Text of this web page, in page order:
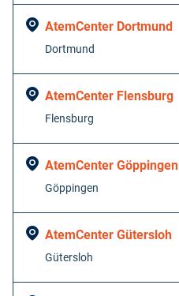
AtemCenter Dortmund
Dortmund
AtemCenter Flensburg
Flensburg
AtemCenter Göppingen
Göppingen
AtemCenter Gütersloh
Gütersloh